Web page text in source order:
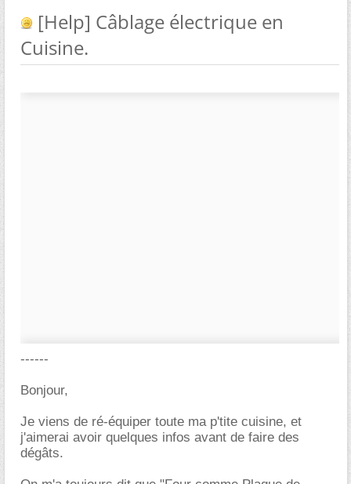
[Help] Câblage électrique en
Cuisine.
------
Bonjour,
Je viens de ré-équiper toute ma p'tite cuisine, et
j'aimerai avoir quelques infos avant de faire des
dégâts.